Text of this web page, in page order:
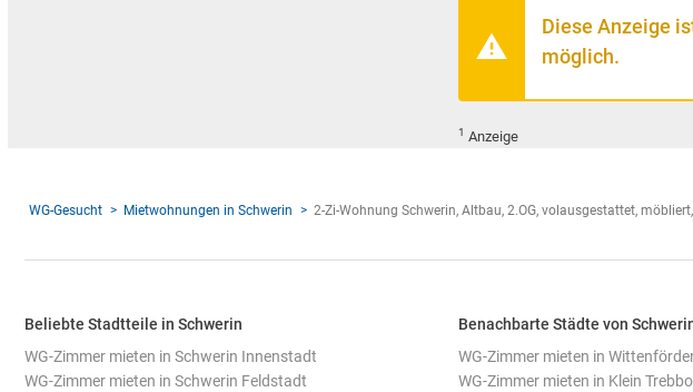
Diese Anzeige
möglich.
1 Anzeige
WG-Gesucht Mietwohnungen in Schwerin 2-Zi-Wohnung Schwerin, Altbau, 2.OG, volausgestattet,
Beliebte Stadtteile in Schwerin
WG-Zimmer mieten in Schwerin Innenstadt
WG-Zimmer mieten in Schwerin Feldstadt
Benachbarte Städte von
WG-Zimmer mieten in
WG-Zimmer mieten in Klein